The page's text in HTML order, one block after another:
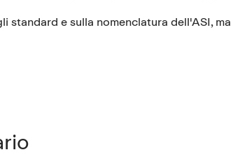
standard e sulla nomenclatura dell'ASI,